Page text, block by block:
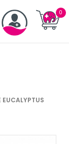
EUCALYPTUS